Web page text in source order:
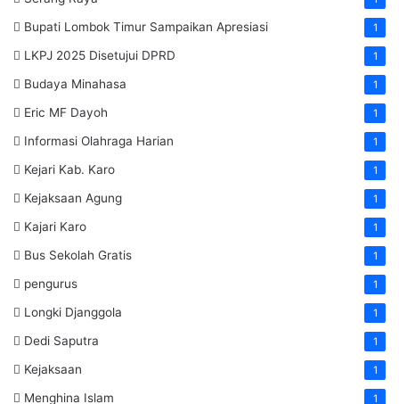
Bupati Lombok Timur Sampaikan Apresiasi 1
LKPJ 2025 Disetujui DPRD 1
Budaya Minahasa 1
Eric MF Dayoh 1
Informasi Olahraga Harian 1
Kejari Kab. Karo 1
Kejaksaan Agung 1
Kajari Karo 1
Bus Sekolah Gratis 1
pengurus 1
Longki Djanggola 1
Dedi Saputra 1
Kejaksaan 1
Menghina Islam 1